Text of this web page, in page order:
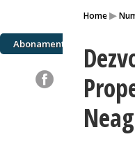
Home▸
Abonamente